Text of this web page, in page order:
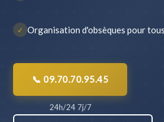
✓ Organisation d'obsèques pour
📞 09.70.70.95.45
24h/24 7j/7